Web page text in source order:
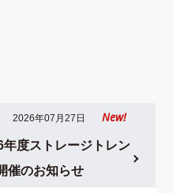
2026年07月27日 New!
度ストレージトレン
催のお知らせ